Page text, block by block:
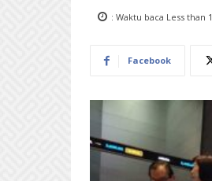
: Waktu baca Less than 1
Facebook